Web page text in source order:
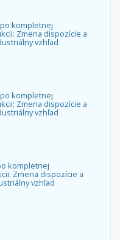
kompletnej
Zmena dispozície a
vzhľad
kompletnej
Zmena dispozície a
vzhľad
kompletnej
Zmena dispozície a
vzhľad